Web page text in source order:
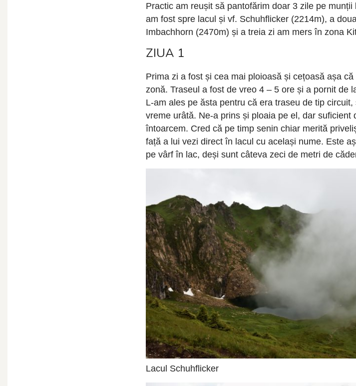
Practic am reușit să pantofărim doar 3 zile pe
am fost spre lacul și vf. Schuhflicker (2214m), a
Imbachhorn (2470m) și a treia zi am mers în zona
ZIUA 1
Prima zi a fost și cea mai ploioasă și cețoasă așa
zonă. Traseul a fost de vreo 4 – 5 ore și a pornit de
L-am ales pe ăsta pentru că era traseu de tip
vreme urâtă. Ne-a prins și ploaia pe el, dar suficient
întoarcem. Cred că pe timp senin chiar merită
față a lui vezi direct în lacul cu același nume. Este
pe vârf în lac, deși sunt câteva zeci de metri de
Lacul Schuhflicker